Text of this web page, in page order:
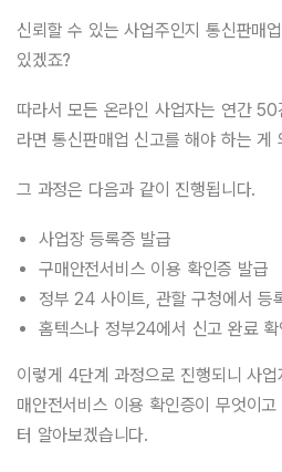
신뢰할 수 있는 사업주인지 통신판매
있겠죠?
따라서 모든 온라인 사업자는 연간 50
라면 통신판매업 신고를 해야 하는 게
그 과정은 다음과 같이 진행됩니다.
사업장 등록증 발급
구매안전서비스 이용 확인증 발급
정부 24 사이트, 관할 구청에서 등
홈텍스나 정부24에서 신고 완료 확
이렇게 4단계 과정으로 진행되니 사
매안전서비스 이용 확인증이 무엇이
터 알아보겠습니다.